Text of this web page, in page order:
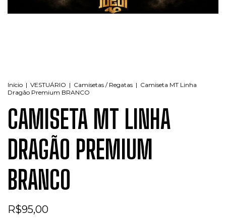
Início | VESTUÁRIO | Camisetas / Regatas | Camiseta MT Linha
Dragão Premium BRANCO
CAMISETA MT LINHA
DRAGÃO PREMIUM
BRANCO
R$95,00